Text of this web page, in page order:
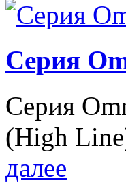
Серия
Серия
(High
далее